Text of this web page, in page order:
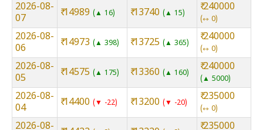
2026-08-
07
₹ 14989 ▲ 16 ₹ 13740 ▲ 15
₹ 240000
⇿ 0
2026-08-
06
₹ 14973 ▲ 398 ₹ 13725 ▲ 365
₹ 240000
⇿ 0
2026-08-
05
₹ 14575 ▲ 175 ₹ 13360 ▲ 160
₹ 240000
▲ 5000
2026-08-
04
₹ 14400 ▼ -22 ₹ 13200 ▼ -20
₹ 235000
⇿ 0
2026-08-
₹ 235000